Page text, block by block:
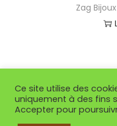
Zag
Ce site utilise des
uniquement à des fins
Accepter pour